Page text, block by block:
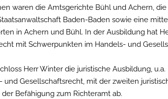
waren die Amtsgerichte Bühl und Achern,
Baden-Baden sowie eine
in Achern und Bühl. In der Ausbildung hat
mit Schwerpunkten im Handels- und
Herr Winter die juristische Ausbildung,
und Gesellschaftsrecht, mit der zweiten
Befähigung zum Richteramt ab.